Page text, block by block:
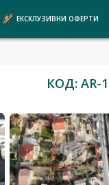
ЕКСКЛУЗИВНИ ОФЕРТИ
КОД: AR-